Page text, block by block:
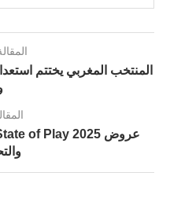
المنتخب المغربي يختتم